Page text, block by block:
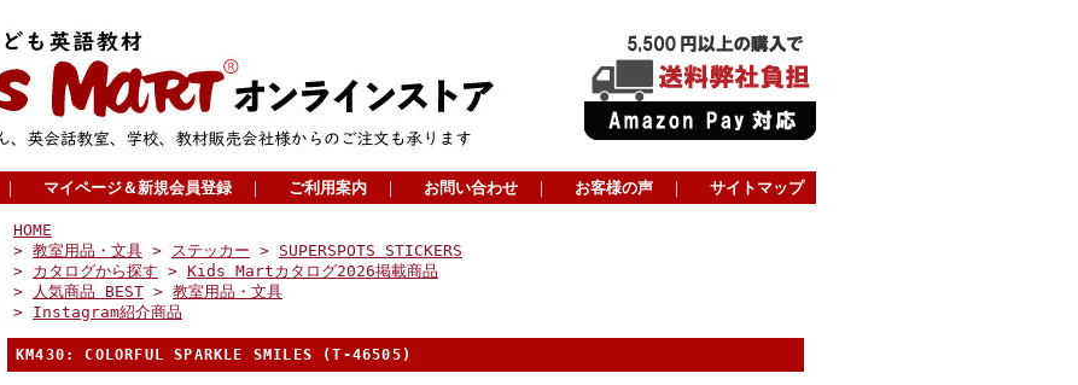
｜ マイページ＆新規会員登録 ｜ ご利用案内 ｜ お問い合わせ ｜ お客様の声 ｜ サイトマップ
HOME
> 教室用品・文具 > ステッカー > SUPERSPOTS STICKERS
> カタログから探す > Kids Martカタログ2026掲載商品
>
人気商品 BEST > 教室用品・文具
> Instagram紹介商品
KM430: COLORFUL SPARKLE SMILES (T-46505)